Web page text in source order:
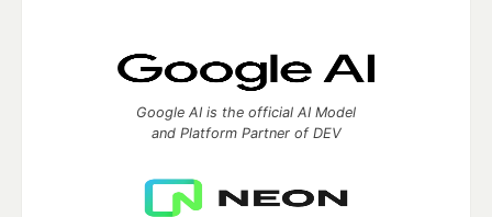
Google AI is the official AI Model
and Platform Partner of DEV